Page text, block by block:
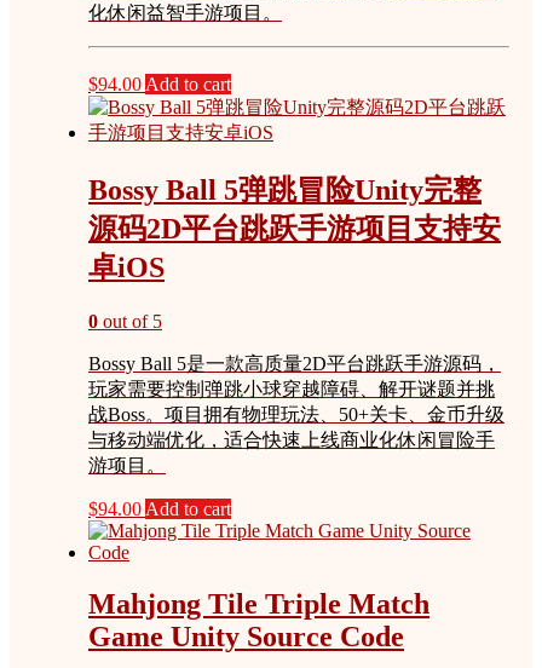
化休闲益智手游项目。
$94.00 Add to cart
Bossy Ball 5弹跳冒险Unity完整
源码2D平台跳跃手游项目支持安
卓iOS
0 out of 5
Bossy Ball 5是一款高质量2D平台跳跃手游源码，
玩家需要控制弹跳小球穿越障碍、解开谜题并挑
战Boss。项目拥有物理玩法、50+关卡、金币升级
与移动端优化，适合快速上线商业化休闲冒险手
游项目。
$94.00 Add to cart
Mahjong Tile Triple Match
Game Unity Source Code